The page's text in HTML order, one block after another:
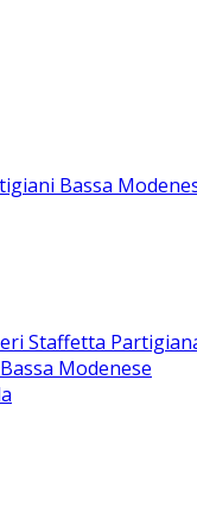
Bassa
Staffetta
Modenese